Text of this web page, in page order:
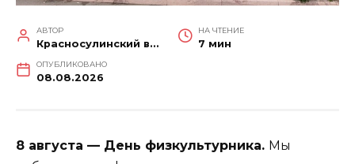
АВТОР
Красносулинский вестник
НА ЧТЕНИЕ
7 мин
ОПУБЛИКОВАНО
08.08.2026
8 августа — День физкультурника. Мы